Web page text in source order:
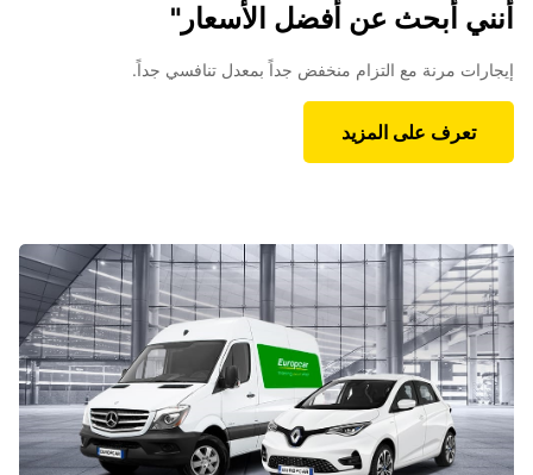
أنني أبحث عن أفضل الأسعار"
إيجارات مرنة مع التزام منخفض جداً بمعدل تنافسي جداً.
تعرف على المزيد